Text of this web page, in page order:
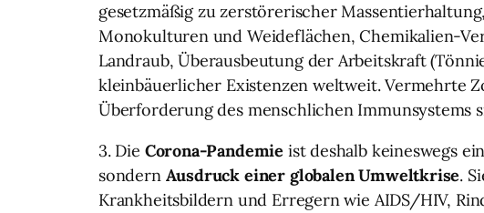
gesetzmäßig zu zerstörerischer
Monokulturen und Weideflächen, Chemikalien-
Landraub, Überausbeutung der Arbeitskraft
kleinbäuerlicher Existenzen weltweit. Vermehrte
Überforderung des menschlichen Immunsystems
3. Die Corona-Pandemie ist deshalb keineswegs
sondern Ausdruck einer globalen Umweltkrise.
Krankheitsbildern und Erregern wie AIDS/HIV,